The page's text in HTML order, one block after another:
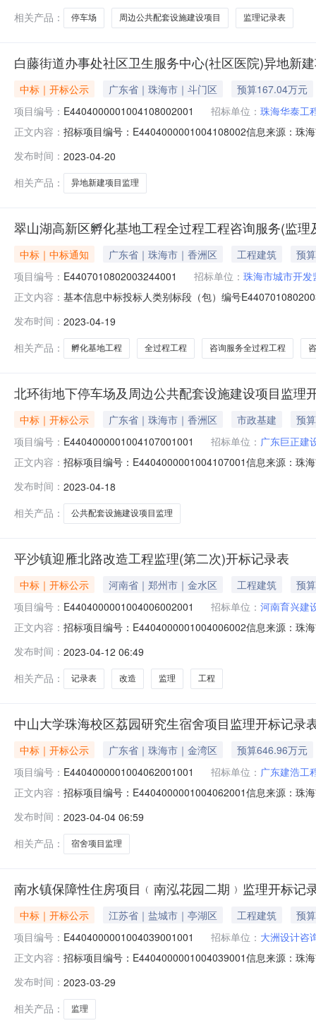
相关产品：
停车场 周边公共配套设施建设项目 监理记录表
白藤街道办事处社区卫生服务中心(社区医院)异地新
中标｜开标公示 广东省｜珠海市｜斗门区
预算167.04万元
项目编号： E4404000001004108002001 招标单位： 珠海华泰工
正文内容： 招标项目编号：E4404000001004108002信息来源：珠
异地新建项目监理开标结果公示项目标段编号
发布时间： 2023-04-20
相关产品：
异地新建项目监理
翠山湖高新区孵化基地工程全过程工程咨询服务(监
中标｜中标通知 广东省｜珠海市｜香洲区 工程建筑
预
项目编号： E4407010802003244001 招标单位： 珠海市城市开
正文内容： 基本信息中标投标人类别标段（包）编号
公告公告发布时间2023-04-1914:43:22交易系统标识码
发布时间： 2023-04-19
相关产品：
孵化基地工程 全过程工程 咨询服务全过程工程
北环街地下停车场及周边公共配套设施建设项目监理
中标｜开标公示 广东省｜珠海市｜香洲区 市政基建
预
项目编号： E4404000001004107001001 招标单位： 广东巨正建
正文内容： 招标项目编号：E4404000001004107001信息来源：珠
公示项目标段编号E4404000001004107001001项目标
发布时间： 2023-04-18
相关产品：
公共配套设施建设项目监理
平沙镇迎雁北路改造工程监理(第二次)开标记录表
中标｜开标公示 河南省｜郑州市｜金水区 工程建筑
预
项目编号： E4404000001004006002001 招标单位： 河南育兴建
正文内容： 招标项目编号：E4404000001004006002信息来源：珠
发布时间： 2023-04-12 06:49
相关产品：
记录表 改造 监理 工程
中山大学珠海校区荔园研究生宿舍项目监理开标记录
中标｜开标公示 广东省｜珠海市｜金湾区
预算646.96万元
项目编号： E4404000001004062001001 招标单位： 广东建浩工
正文内容： 招标项目编号：E4404000001004062001信息来源：珠
发布时间： 2023-04-04 06:59
相关产品：
宿舍项目监理
南水镇保障性住房项目﹙南泓花园二期﹚监理开标记
中标｜开标公示 江苏省｜盐城市｜亭湖区 工程建筑
预
项目编号： E4404000001004039001001 招标单位： 大洲设计咨
正文内容： 招标项目编号：E4404000001004039001信息来源：珠
障性住房项目﹙南泓花园二期﹚监理序号投标人名称是
发布时间： 2023-03-29
相关产品：
监理